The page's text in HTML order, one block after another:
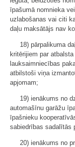
īpašumā nomnieka
uzlabošanas vai citi
daļu maksātājs nav
18) pārpalikuma
kritērijiem par
lauksaimniecības
atbilstoši viņa
apjomam;
19) ienākums no
automašīnu garāžu
īpašnieku
sabiedrības sadalītās
20) ienākums no